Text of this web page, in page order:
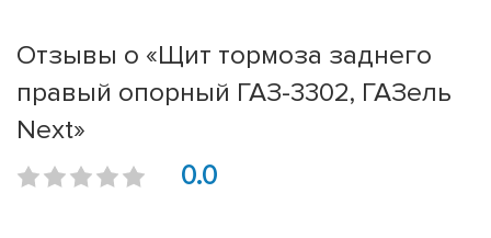
Отзывы о «Щит тормоза заднего
правый опорный ГАЗ-3302, ГАЗель
Next»
0.0